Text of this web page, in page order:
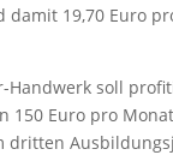
19,70 Euro
soll
150 Euro pro